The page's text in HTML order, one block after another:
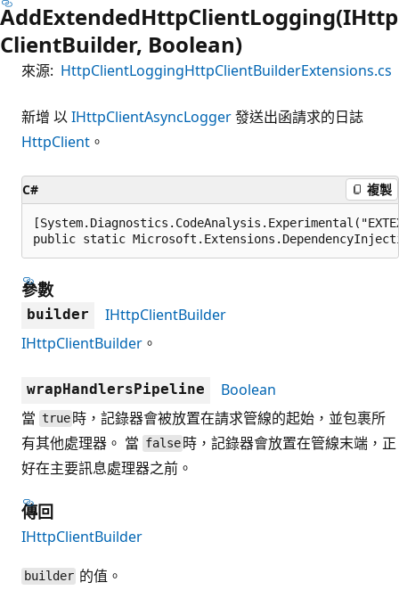
AddExtendedHttpClientLogging(IHttp
ClientBuilder, Boolean)
來源: HttpClientLoggingHttpClientBuilderExtensions.cs
新增 以IHttpClientAsyncLogger發送出函請求的日誌
HttpClient 。
C# 複製
public static
參數
builder
IHttpClientBuilder
IHttpClientBuilder 。
wrapHandlersPipeline
Boolean
當 true 時，記錄器會被放置在請求管線的起始，並包裹所
有其他處理器。 當 false 時，記錄器會放置在管線末端，正
好在主要訊息處理器之前。
傳回
IHttpClientBuilder
builder 的值。